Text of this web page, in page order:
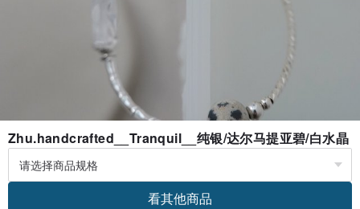
Zhu.handcrafted__Tranquil__纯银/达尔马提亚碧/白水晶
看其他商品